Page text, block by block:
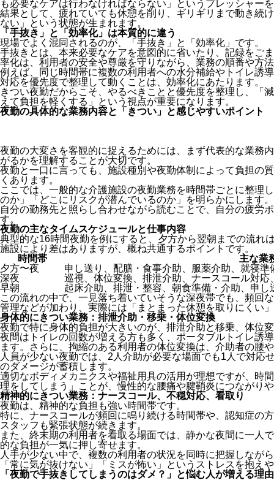
も必要なケアは行わなければならない」というプレッシャー
結果として、疲れていても休憩を削り、ギリギリまで動き続
ない」という状態が生まれます。
「手抜き」と「効率化」は本質的に違う
現場でよく混同されるのが、「手抜き」と「効率化」です。
手抜きとは、本来必要なケアを意図的に省いたり、記録をご
率化は、利用者の安全や尊厳を守りながら、業務の順番や方
例えば、同じ時間帯に複数の利用者への水分補給やトイレ誘
対応を優先度で整理して動くことは、効率化にあたります。
きつい夜勤だからこそ、やるべきことと優先度を整理し、「
えて負担を軽くする」という視点が重要になります。
夜勤の具体的な業務内容と「きつい」と感じやすいポイント
夜勤の大変さを客観的に捉えるためには、まず代表的な業務
がるかを理解することが大切です。
夜勤と一口に言っても、施設種別や夜勤体制によって負担の
くあります。
ここでは、一般的な介護施設の夜勤業務を時間帯ごとに整理
のか」「どこにリスクが潜んでいるのか」を明らかにします。
自分の勤務先と照らし合わせながら読むことで、自分の疲労
す。
夜勤の主なタイムスケジュールと仕事内容
典型的な16時間夜勤を例にすると、夕方から翌朝までの流れ
施設により差はありますが、概ね共通するポイントです。
時間帯
主な業
夕方〜夜
申し送り、配膳・食事介助、服薬介助、就寝準
深夜
巡視、体位変換、排泄介助、ナースコール対応
早朝
起床介助、排泄・整容、朝食準備・介助、申し
この流れの中で、一見落ち着いていそうな深夜帯でも、頻回
管理などが加わり、実際には「まとまった休憩を取りにくい
身体的にきつい業務：排泄介助・移乗・体位変換
夜勤で特に身体的負担が大きいのが、排泄介助と移乗、体位
夜間はトイレの回数が増える方も多く、ポータブルトイレ誘
ます。さらに、拘縮のある利用者の体位変換は、介助者の腰
人員が少ない夜勤では、2人介助が必要な場面でも1人で対応
のダメージが蓄積します。
適切なボディメカニクスや福祉用具の活用が理想ですが、時
理をしてしまう」ことが、慢性的な腰痛や腱鞘炎につながり
精神的にきつい業務：ナースコール、不穏対応、看取り
夜勤は、精神的な負担も強い時間帯です。
特に、ナースコールが頻回に鳴り続ける時間帯や、認知症の
スタッフも緊張状態が続きます。
また、終末期の利用者を看取る場面では、静かな夜間に一人
的な負担が一気に押し寄せます。
人手が少ない中で、複数の利用者の状況を同時に把握しなが
「常に気が抜けない」「ミスが怖い」というストレスを抱え
「夜勤で手抜きしてしまうのはダメ？」と悩む人が増える理由